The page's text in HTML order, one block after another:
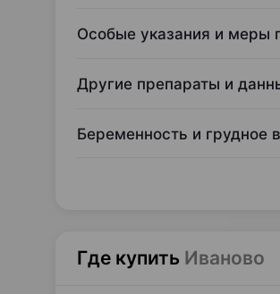
Особые указания и меры
Другие препараты и
Беременность и грудное
Где купить Иваново